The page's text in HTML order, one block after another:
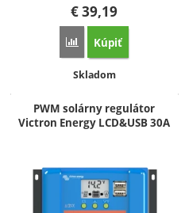
€39,19
Porovnať
Kúpiť
Dostupnosť:
Skladom
PWM solárny regulátor
Victron Energy LCD&USB 30A